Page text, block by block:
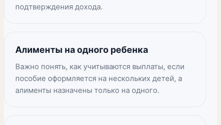
подтверждения дохода.
Алименты на одного ребенка
Важно понять, как учитываются выплаты, если
пособие оформляется на нескольких детей, а
алименты назначены только на одного.